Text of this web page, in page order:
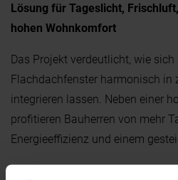
Lösung für Tageslicht,
hohen Wohnkomfort
Das Projekt verdeutlicht, wie sich
Flachdachfenster harmonisch in
integrieren lassen. Neben einer
profitieren Bauherren von mehr
Energieeffizienz und einem